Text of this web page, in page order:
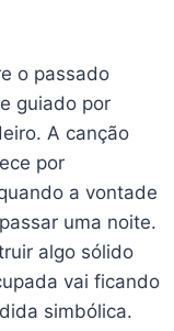
o passado
guiado por
A canção
por
a vontade
uma noite.
algo sólido
vai ficando
simbólica.